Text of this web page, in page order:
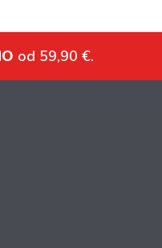
od 59,90 €.